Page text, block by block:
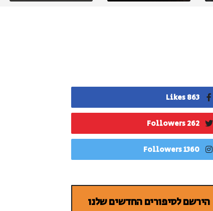
863 Likes
262 Followers
1360 Followers